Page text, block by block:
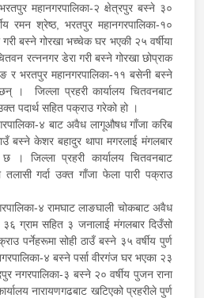
महानगरपालिका-२ क्षेत्रपुर बस्ने ३०
रमन श्रेष्ठ, भरतपुर महानगरपालिका-१०
बस्ने गोरखा भच्चेक घर भएकी २५ वर्षीया
रत्ननगर डेरा गरी बस्ने गोरखा छोप्राक
र भरतपुर महानगरपालिका-११ बसेनी बस्ने
। जिल्ला प्रहरी कार्यालय चितवनबाट
पदार्थ सहित पक्राउ गरेको हो ।
४ बाट अवैध लागूऔषध गाँजा करिब
बस्ने केशर बहादुर थापा मगरलाई मंगलबार
। जिल्ला प्रहरी कार्यालय चितवनबाट
गर्दा उक्त गाँजा फेला पारी पक्राउ
४ रामघाट लाङघाली चोकबाट अवैध
ग्राम सहित ३ जनालाई मंगलबार दिउँसो
पर्नेहरूमा सोही ठाउँ बस्ने ३५ वर्षीय पुर्ण
४ बस्ने पर्सा वीरगंज घर भएका २३
नगरपालिका-३ बस्ने २० वर्षीय पुजन राना
नारायणगढबाट खटिएको प्रहरीले पुर्ण